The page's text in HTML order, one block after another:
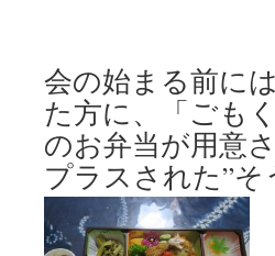
会の始まる前に
た方に、「ごも
のお弁当が用意
プラスされた”そ